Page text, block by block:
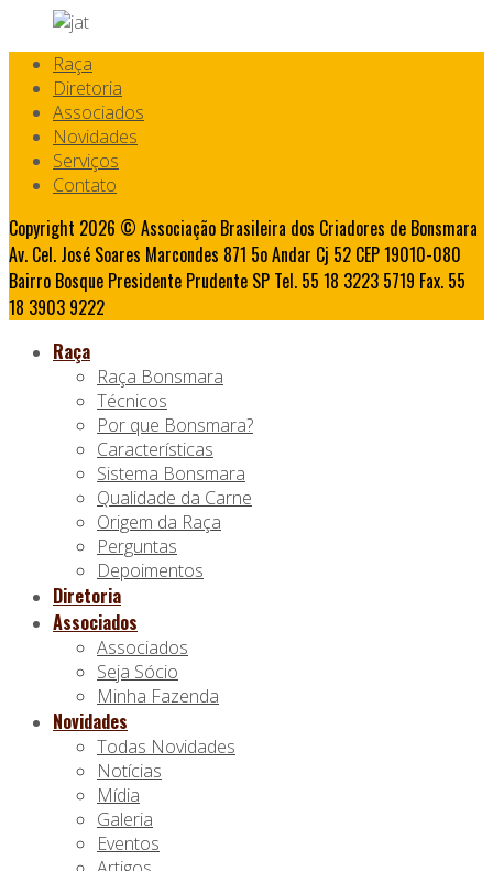
Raça
Diretoria
Associados
Novidades
Serviços
Contato
Copyright 2026 © Associação Brasileira dos Criadores de Bonsmara
Av. Cel. José Soares Marcondes 871 5o Andar Cj 52 CEP 19010-080
Bairro Bosque Presidente Prudente SP Tel. 55 18 3223 5719 Fax. 55
18 3903 9222
Raça
Raça Bonsmara
Técnicos
Por que Bonsmara?
Características
Sistema Bonsmara
Qualidade da Carne
Origem da Raça
Perguntas
Depoimentos
Diretoria
Associados
Associados
Seja Sócio
Minha Fazenda
Novidades
Todas Novidades
Notícias
Mídia
Galeria
Eventos